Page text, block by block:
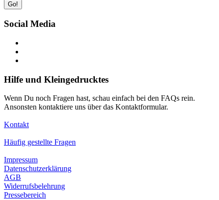
Go!
Social Media
Hilfe und Kleingedrucktes
Wenn Du noch Fragen hast, schau einfach bei den FAQs rein.
Ansonsten kontaktiere uns über das Kontaktformular.
Kontakt
Häufig gestellte Fragen
Impressum
Datenschutzerklärung
AGB
Widerrufsbelehrung
Pressebereich